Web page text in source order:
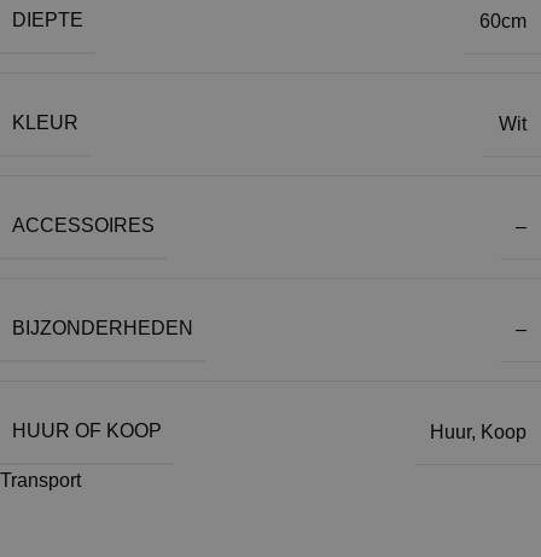
DIEPTE 60cm
KLEUR Wit
ACCESSOIRES –
BIJZONDERHEDEN –
HUUR OF KOOP Huur, Koop
Transport